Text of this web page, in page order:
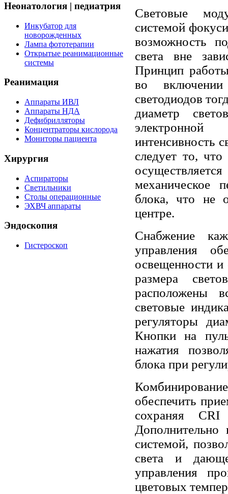
Неонатология | педиатрия
Инкубатор для
новорожденных
Лампа фототерапии
Открытые реанимационные
системы
Реанимация
Аппараты ИВЛ
Аппараты НДА
Дефибрилляторы
Концентраторы кислорода
Мониторы пациента
Хирургия
Аспираторы
Светильники
Столы операционные
ЭХВЧ аппараты
Эндоскопия
Гистероскоп
Световые
системой
возможность
света вне
Принцип
во
светодиодов
диаметр
интенсивность
следует то, что
механическое
блока, что не
центре.
Снабжение
управления
освещенности и
размера
расположены
световые
регуляторы
Кнопки на
нажатия
блока при
обеспечить
сохраняя
системой,
света и
управления
цветовых